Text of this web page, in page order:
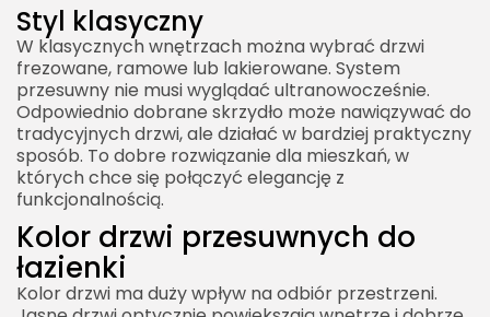
Styl klasyczny
W klasycznych wnętrzach można wybrać drzwi
frezowane, ramowe lub lakierowane. System
przesuwny nie musi wyglądać ultranowocześnie.
Odpowiednio dobrane skrzydło może nawiązywać do
tradycyjnych drzwi, ale działać w bardziej praktyczny
sposób. To dobre rozwiązanie dla mieszkań, w
których chce się połączyć elegancję z
funkcjonalnością.
Kolor drzwi przesuwnych do
łazienki
Kolor drzwi ma duży wpływ na odbiór przestrzeni.